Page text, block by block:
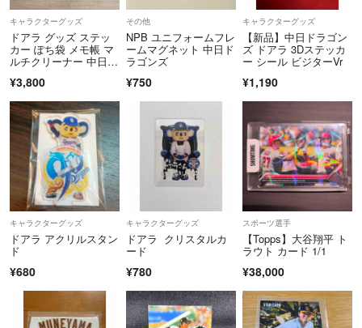
キャラクターグッズ
ドアラ グッズ ステッ
カー ぽち袋 メモ帳 マ
ルチクリーナー 中日ド
¥3,800
その他
NPB ユニフォームフレ
ームマグネット 中日ド
ラゴンズ
¥750
キャラクターグッズ
【新品】中日ドラゴン
ズ ドアラ 3Dステッカ
ー シール ビジターVr
¥1,190
キャラクターグッズ
ドアラ アクリルスタン
ド
¥680
キャラクターグッズ
ドアラ クリスタルカ
ード
¥780
スポーツ選手
【Topps】大谷翔平 ト
ラウト カード 1/1
¥38,000